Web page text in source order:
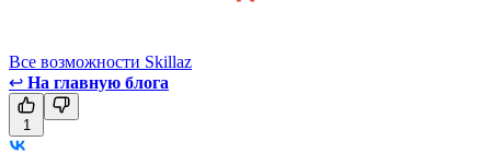
Все возможности Skillaz
↩ На главную блога
1